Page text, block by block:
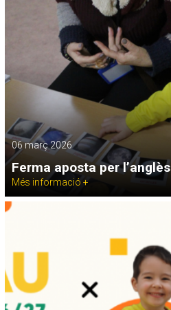
06 març 2026
Ferma aposta per l’anglès
Més informació +